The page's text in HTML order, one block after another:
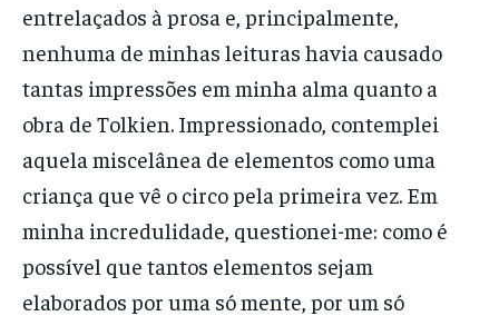
entrelaçados à prosa e, principalmente,
nenhuma de minhas leituras havia causado
tantas impressões em minha alma quanto a
obra de Tolkien. Impressionado, contemplei
aquela miscelânea de elementos como uma
criança que vê o circo pela primeira vez. Em
minha incredulidade, questionei-me: como é
possível que tantos elementos sejam
elaborados por uma só mente, por um só